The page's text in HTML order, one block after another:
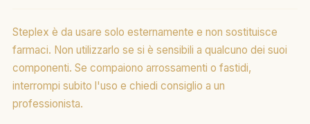
Steplex è da usare solo esternamente e non sostituisce
farmaci. Non utilizzarlo se si è sensibili a qualcuno dei suoi
componenti. Se compaiono arrossamenti o fastidi,
interrompi subito l'uso e chiedi consiglio a un
professionista.